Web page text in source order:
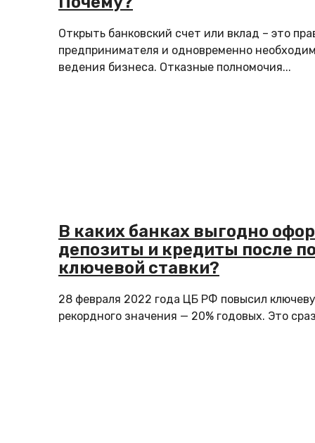
Открыть банковский счет или вклад – это
предпринимателя и одновременно
ведения бизнеса. Отказные полномочия...
В каких банках выгодно
депозиты и кредиты после
ключевой ставки?
28 февраля 2022 года ЦБ РФ повысил
рекордного значения — 20% годовых. Это